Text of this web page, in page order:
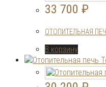
33 700 ₽
ОТОПИТЕЛЬНАЯ
В корзину